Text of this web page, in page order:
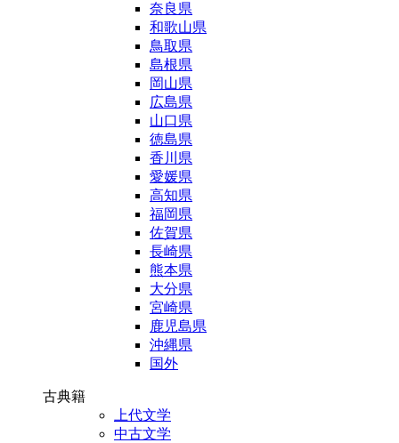
奈良県
和歌山県
鳥取県
島根県
岡山県
広島県
山口県
徳島県
香川県
愛媛県
高知県
福岡県
佐賀県
長崎県
熊本県
大分県
宮崎県
鹿児島県
沖縄県
国外
古典籍
上代文学
中古文学